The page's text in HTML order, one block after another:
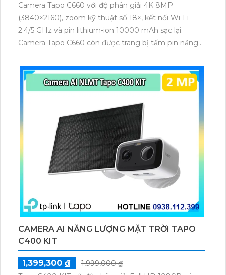
Camera Tapo C660 với độ phân giải 4K 8MP
(3840×2160), zoom kỹ thuật số 18×, kết nối Wi-Fi
2.4/5 GHz và pin lithium-ion 10000 mAh sạc lại.
Camera Tapo C660 còn được trang bị tấm pin năng
thú cưng, phương tiện, lưu trữ thẻ microSD tối đa 512
GB.
CAMERA AI NĂNG LƯỢNG MẶT TRỜI TAPO
C400 KIT
1,399,300 ₫
1,999,000 ₫